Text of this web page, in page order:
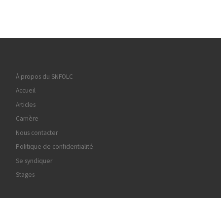
À propos du SNFOLC
Accueil
Articles
Carrière
Nous contacter
Politique de confidentialité
Se syndiquer
Stages